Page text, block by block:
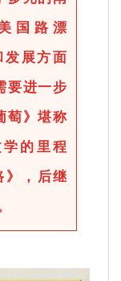
国路漂
发展方面
要进一步
萄》堪称
的里程
》，后继